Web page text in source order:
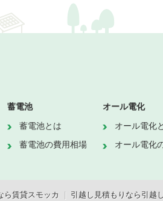
蓄電池
蓄電池とは
蓄電池の費用相場
オール電化
オール電化
オール電化
ら賃貸スモッカ | 引越し見積もりなら引越